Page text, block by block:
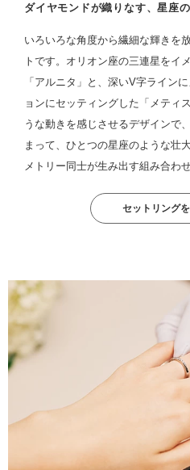
ダイヤモンドが織りなす、星座の
いろいろな角度から繊細な輝きを
トです。オリオン座の三連星をイ
「アルニタ」と、深いV字ライン
ョンにセッティングした「メティ
うな動きを感じさせるデザインで
まって、ひとつの星座のような壮
メトリー同士が生み出す組み合わ
セットリング